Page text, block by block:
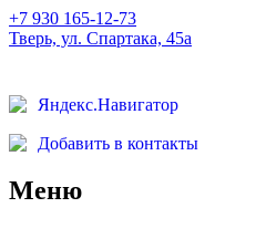
+7 930 165-12-73
Тверь, ул. Спартака, 45а
Яндекс.Навигатор
Добавить в контакты
Меню